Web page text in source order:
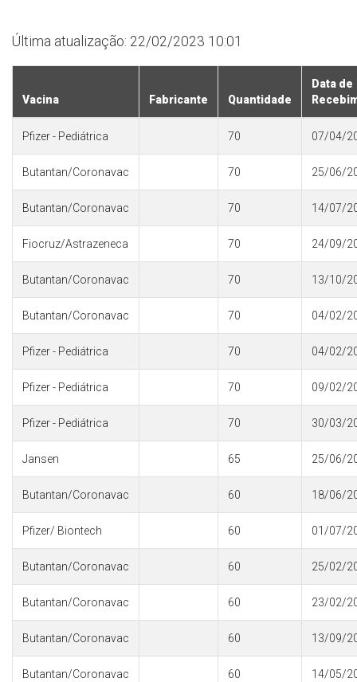
Última atualização: 22/02/2023 10:01
Vacina Fabricante Quantidade
Data de
Pfizer - Pediátrica 70 07/04/
Butantan/Coronavac 70 25/06/
Butantan/Coronavac 70 14/07/
Fiocruz/Astrazeneca 70 24/09/
Butantan/Coronavac 70 13/10/
Butantan/Coronavac 70 04/02/
Pfizer - Pediátrica 70 04/02/
Pfizer - Pediátrica 70 09/02/
Pfizer - Pediátrica 70 30/03/
Jansen 65 25/06/
Butantan/Coronavac 60 18/06/
Pfizer/ Biontech 60 01/07/
Butantan/Coronavac 60 25/02/
Butantan/Coronavac 60 23/02/
Butantan/Coronavac 60 13/09/
Butantan/Coronavac 60 14/05/